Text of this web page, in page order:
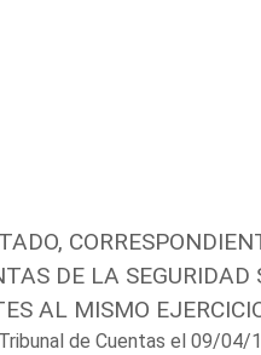
DE LA SEGURIDAD
AL MISMO
de Cuentas el 09/04/